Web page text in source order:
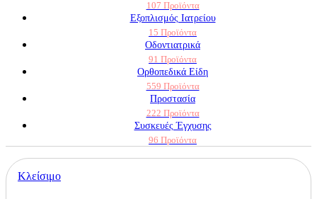
107 Προϊόντα
Εξοπλισμός Ιατρείου
15 Προϊόντα
Οδοντιατρικά
91 Προϊόντα
Ορθοπεδικά Είδη
559 Προϊόντα
Προστασία
222 Προϊόντα
Συσκευές Έγχυσης
96 Προϊόντα
Κλείσιμο